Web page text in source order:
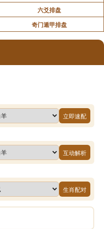
胆肝经最活跃的时
站起来供血”。如果你
要说话，到23点的时
，把有毒的血过滤掉，
有胆结石，也没有肝
熬夜到1点多，肝回不
血生不成，胆又无法换
、囊肿、大三阳、小三
一说话肺经动，然后
态，所以就很难入睡。
亥时三焦经旺，三焦
养，故百岁老人得共同
六爻排盘
奇门遁甲排盘
立即速配
互动解析
生肖配对